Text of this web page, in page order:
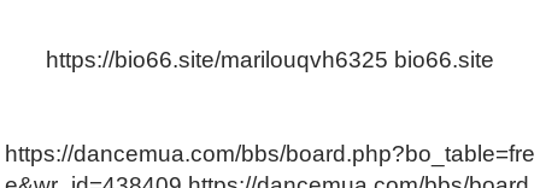
https://bio66.site/marilouqvh6325 bio66.site
https://dancemua.com/bbs/board.php?bo_table=fre